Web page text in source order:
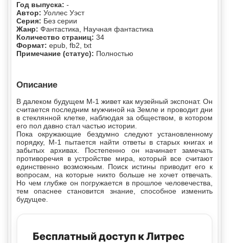
Год выпуска: -
Автор: Уоллес Уэст
Серия: Без серии
Жанр: Фантастика, Научная фантастика
Количество страниц: 34
Формат: epub, fb2, txt
Примечание (статус): Полностью
Описание
В далеком будущем М-1 живет как музейный экспонат. Он
считается последним мужчиной на Земле и проводит дни
в стеклянной клетке, наблюдая за обществом, в котором
его пол давно стал частью истории.
Пока окружающие бездумно следуют установленному
порядку, М-1 пытается найти ответы в старых книгах и
забытых архивах. Постепенно он начинает замечать
противоречия в устройстве мира, который все считают
единственно возможным. Поиск истины приводит его к
вопросам, на которые никто больше не хочет отвечать.
Но чем глубже он погружается в прошлое человечества,
тем опаснее становится знание, способное изменить
будущее.
Бесплатный доступ к Литрес